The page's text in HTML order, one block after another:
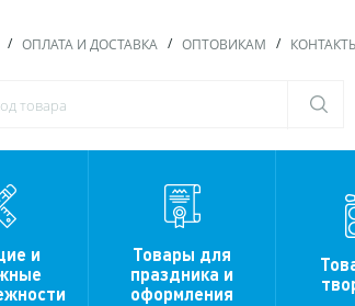
ОПЛАТА И ДОСТАВКА ОПТОВИКАМ
и
Товары для
праздника и
оформления